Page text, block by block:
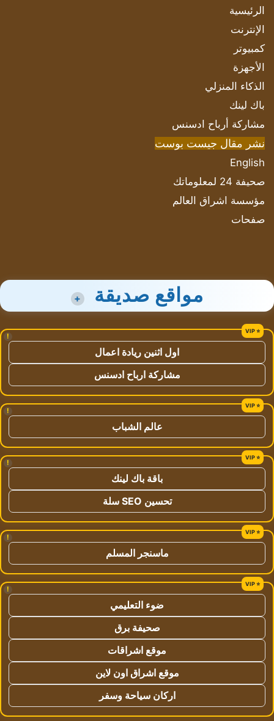
الرئيسية
الإنترنت
كمبيوتر
الأجهزة
الذكاء المنزلي
باك لينك
مشاركة أرباح ادسنس
نشر مقال جيست بوست
English
صحيفة 24 لمعلوماتك
مؤسسة اشراق العالم
صفحات
مواقع صديقة +
!
اول اثنين ريادة اعمال
مشاركة ارباح ادسنس
!
عالم الشباب
!
باقة باك لينك
تحسين SEO سلة
!
ماسنجر المسلم
!
ضوء التعليمي
صحيفة برق
موقع اشراقات
موقع اشراق اون لاين
اركان سياحة وسفر